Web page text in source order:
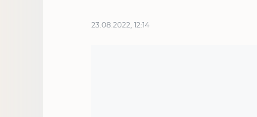
23.08.2022, 12:14